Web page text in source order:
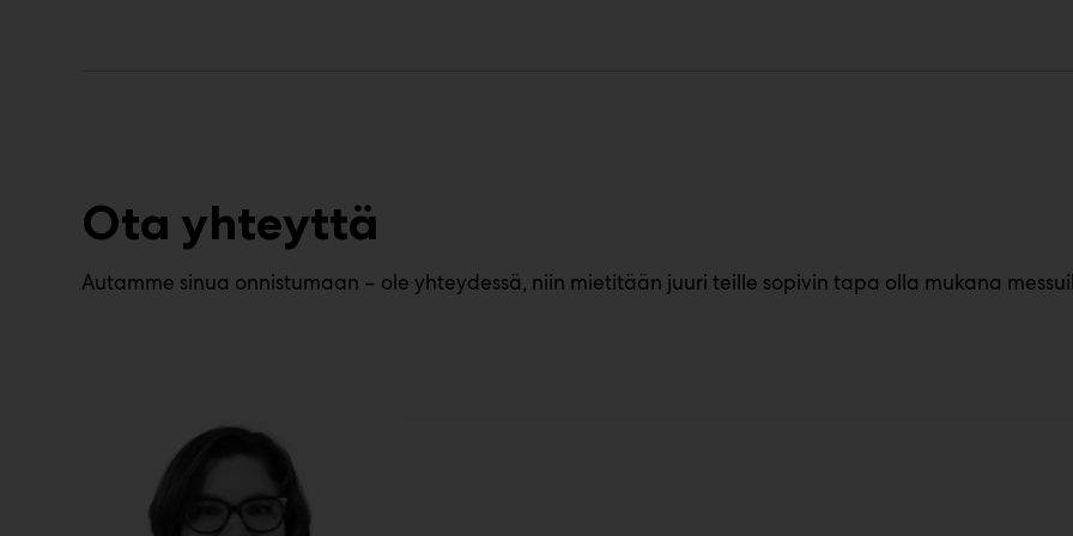
Ota yhteyttä
Autamme sinua onnistumaan – ole yhteydessä, niin mietitään juuri teille sopivin tapa olla mukana